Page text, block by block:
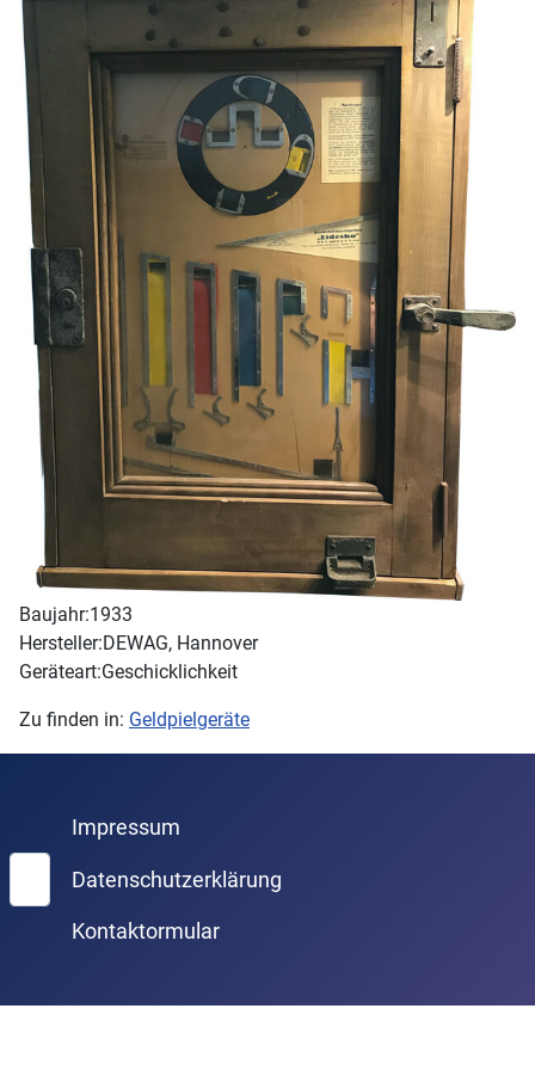
Baujahr:1933
Hersteller:DEWAG, Hannover
Geräteart:Geschicklichkeit
Zu finden in: Geldpielgeräte
Suchen
Impressum
Datenschutzerklärung
Kontaktormular